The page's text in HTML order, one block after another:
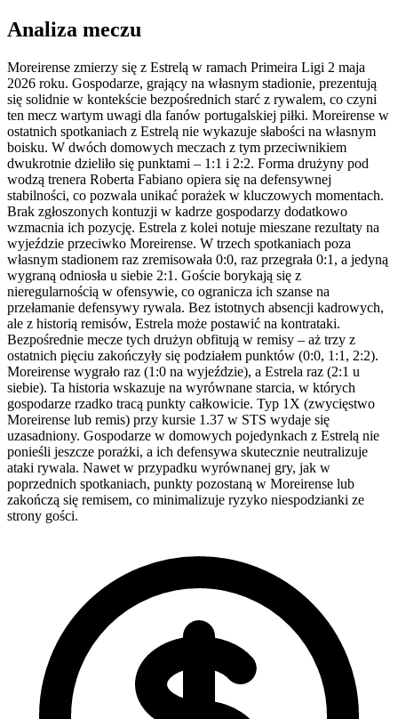
Analiza meczu
Moreirense zmierzy się z Estrelą w ramach Primeira Ligi 2 maja
2026 roku. Gospodarze, grający na własnym stadionie, prezentują
się solidnie w kontekście bezpośrednich starć z rywalem, co czyni
ten mecz wartym uwagi dla fanów portugalskiej piłki. Moreirense w
ostatnich spotkaniach z Estrelą nie wykazuje słabości na własnym
boisku. W dwóch domowych meczach z tym przeciwnikiem
dwukrotnie dzieliło się punktami – 1:1 i 2:2. Forma drużyny pod
wodzą trenera Roberta Fabiano opiera się na defensywnej
stabilności, co pozwala unikać porażek w kluczowych momentach.
Brak zgłoszonych kontuzji w kadrze gospodarzy dodatkowo
wzmacnia ich pozycję. Estrela z kolei notuje mieszane rezultaty na
wyjeździe przeciwko Moreirense. W trzech spotkaniach poza
własnym stadionem raz zremisowała 0:0, raz przegrała 0:1, a jedyną
wygraną odniosła u siebie 2:1. Goście borykają się z
nieregularnością w ofensywie, co ogranicza ich szanse na
przełamanie defensywy rywala. Bez istotnych absencji kadrowych,
ale z historią remisów, Estrela może postawić na kontrataki.
Bezpośrednie mecze tych drużyn obfitują w remisy – aż trzy z
ostatnich pięciu zakończyły się podziałem punktów (0:0, 1:1, 2:2).
Moreirense wygrało raz (1:0 na wyjeździe), a Estrela raz (2:1 u
siebie). Ta historia wskazuje na wyrównane starcia, w których
gospodarze rzadko tracą punkty całkowicie. Typ 1X (zwycięstwo
Moreirense lub remis) przy kursie 1.37 w STS wydaje się
uzasadniony. Gospodarze w domowych pojedynkach z Estrelą nie
ponieśli jeszcze porażki, a ich defensywa skutecznie neutralizuje
ataki rywala. Nawet w przypadku wyrównanej gry, jak w
poprzednich spotkaniach, punkty pozostaną w Moreirense lub
zakończą się remisem, co minimalizuje ryzyko niespodzianki ze
strony gości.